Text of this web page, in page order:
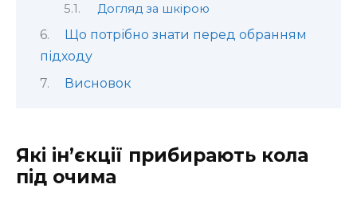
Догляд за шкірою
Що потрібно знати перед обранням
підходу
Висновок
Які ін’єкції прибирають кола
під очима